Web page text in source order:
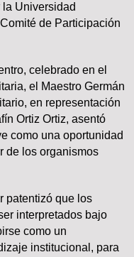
Universidad
de Participación
celebrado en el
el Maestro Germán
en representación
Ortiz Ortiz, asentó
como una oportunidad
de los organismos
patentizó que los
interpretados bajo
como un
institucional, para